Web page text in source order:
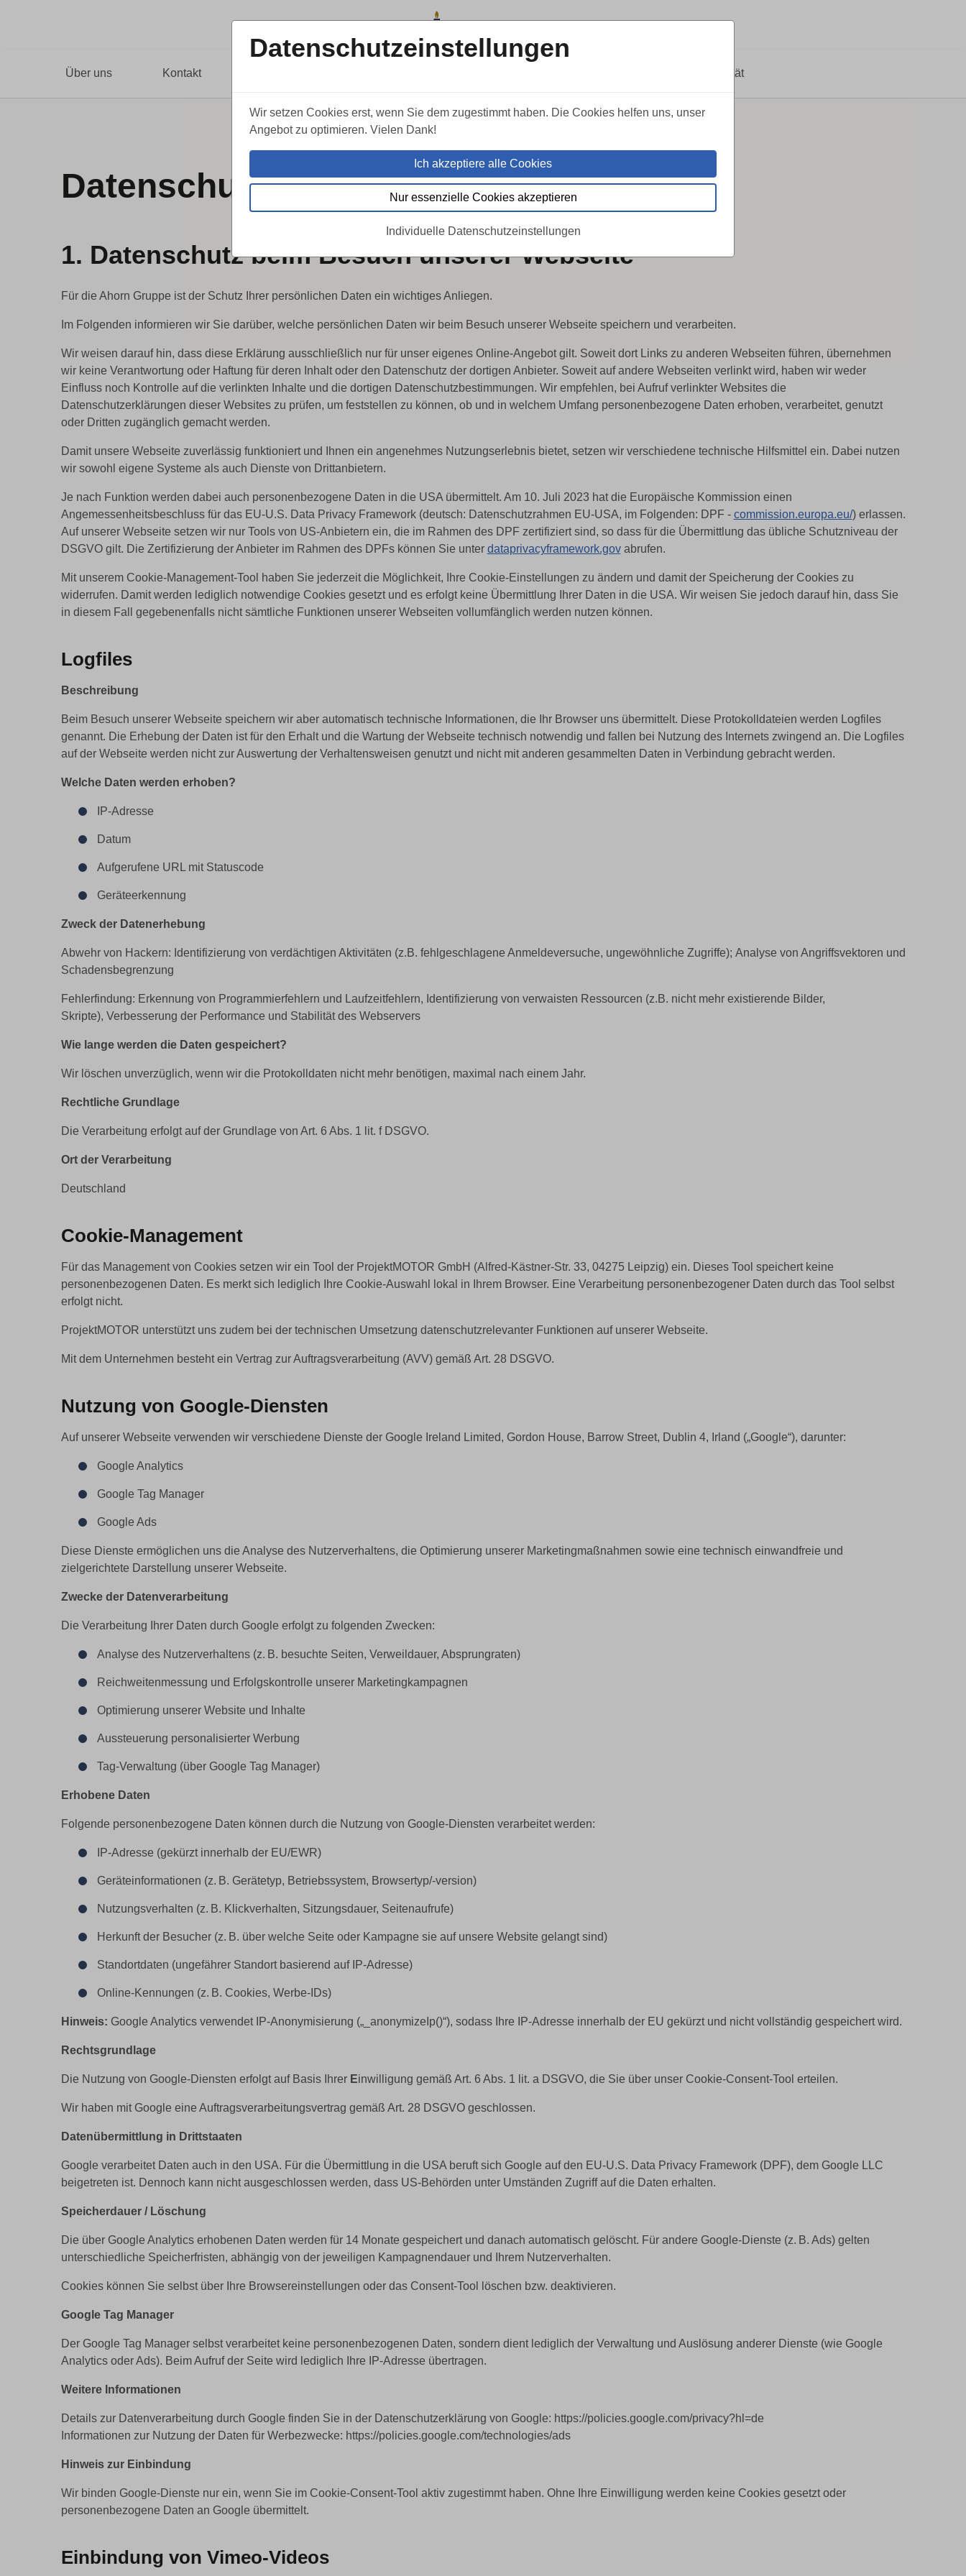
Über uns Kontakt Qualität
Datenschutz
1. Datenschutz beim Besuch unserer Webseite
Für die Ahorn Gruppe ist der Schutz Ihrer persönlichen Daten ein wichtiges Anliegen.
Im Folgenden informieren wir Sie darüber, welche persönlichen Daten wir beim Besuch unserer Webseite speichern und verarbeiten.
Wir weisen darauf hin, dass diese Erklärung ausschließlich nur für unser eigenes Online-Angebot gilt. Soweit dort Links zu anderen Webseiten führen, übernehmen
wir keine Verantwortung oder Haftung für deren Inhalt oder den Datenschutz der dortigen Anbieter. Soweit auf andere Webseiten verlinkt wird, haben wir weder
Einfluss noch Kontrolle auf die verlinkten Inhalte und die dortigen Datenschutzbestimmungen. Wir empfehlen, bei Aufruf verlinkter Websites die
Datenschutzerklärungen dieser Websites zu prüfen, um feststellen zu können, ob und in welchem Umfang personenbezogene Daten erhoben, verarbeitet, genutzt
oder Dritten zugänglich gemacht werden.
Damit unsere Webseite zuverlässig funktioniert und Ihnen ein angenehmes Nutzungserlebnis bietet, setzen wir verschiedene technische Hilfsmittel ein. Dabei nutzen
wir sowohl eigene Systeme als auch Dienste von Drittanbietern.
Je nach Funktion werden dabei auch personenbezogene Daten in die USA übermittelt. Am 10. Juli 2023 hat die Europäische Kommission einen
Angemessenheitsbeschluss für das EU-U.S. Data Privacy Framework (deutsch: Datenschutzrahmen EU-USA, im Folgenden: DPF - commission.europa.eu/) erlassen.
Auf unserer Webseite setzen wir nur Tools von US-Anbietern ein, die im Rahmen des DPF zertifiziert sind, so dass für die Übermittlung das übliche Schutzniveau der
DSGVO gilt. Die Zertifizierung der Anbieter im Rahmen des DPFs können Sie unter dataprivacyframework.govabrufen.
Mit unserem Cookie-Management-Tool haben Sie jederzeit die Möglichkeit, Ihre Cookie-Einstellungen zu ändern und damit der Speicherung der Cookies zu
widerrufen. Damit werden lediglich notwendige Cookies gesetzt und es erfolgt keine Übermittlung Ihrer Daten in die USA. Wir weisen Sie jedoch darauf hin, dass Sie
in diesem Fall gegebenenfalls nicht sämtliche Funktionen unserer Webseiten vollumfänglich werden nutzen können.
Logfiles
Beschreibung
Beim Besuch unserer Webseite speichern wir aber automatisch technische Informationen, die Ihr Browser uns übermittelt. Diese Protokolldateien werden Logfiles
genannt. Die Erhebung der Daten ist für den Erhalt und die Wartung der Webseite technisch notwendig und fallen bei Nutzung des Internets zwingend an. Die Logfiles
auf der Webseite werden nicht zur Auswertung der Verhaltensweisen genutzt und nicht mit anderen gesammelten Daten in Verbindung gebracht werden.
Welche Daten werden erhoben?
IP-Adresse
Datum
Aufgerufene URL mit Statuscode
Geräteerkennung
Zweck der Datenerhebung
Abwehr von Hackern: Identifizierung von verdächtigen Aktivitäten (z.B. fehlgeschlagene Anmeldeversuche, ungewöhnliche Zugriffe); Analyse von Angriffsvektoren und
Schadensbegrenzung
Fehlerfindung: Erkennung von Programmierfehlern und Laufzeitfehlern, Identifizierung von verwaisten Ressourcen (z.B. nicht mehr existierende Bilder,
Skripte), Verbesserung der Performance und Stabilität des Webservers
Wie lange werden die Daten gespeichert?
Wir löschen unverzüglich, wenn wir die Protokolldaten nicht mehr benötigen, maximal nach einem Jahr.
Rechtliche Grundlage
Die Verarbeitung erfolgt auf der Grundlage von Art. 6 Abs. 1 lit. f DSGVO.
Ort der Verarbeitung
Deutschland
Cookie-Management
Für das Management von Cookies setzen wir ein Tool der ProjektMOTOR GmbH (Alfred-Kästner-Str. 33, 04275 Leipzig) ein. Dieses Tool speichert keine
personenbezogenen Daten. Es merkt sich lediglich Ihre Cookie-Auswahl lokal in Ihrem Browser. Eine Verarbeitung personenbezogener Daten durch das Tool selbst
erfolgt nicht.
ProjektMOTOR unterstützt uns zudem bei der technischen Umsetzung datenschutzrelevanter Funktionen auf unserer Webseite.
Mit dem Unternehmen besteht ein Vertrag zur Auftragsverarbeitung (AVV) gemäß Art. 28 DSGVO.
Nutzung von Google-Diensten
Auf unserer Webseite verwenden wir verschiedene Dienste der Google Ireland Limited, Gordon House, Barrow Street, Dublin 4, Irland („Google“), darunter:
Google Analytics
Google Tag Manager
Google Ads
Diese Dienste ermöglichen uns die Analyse des Nutzerverhaltens, die Optimierung unserer Marketingmaßnahmen sowie eine technisch einwandfreie und
zielgerichtete Darstellung unserer Webseite.
Zwecke der Datenverarbeitung
Die Verarbeitung Ihrer Daten durch Google erfolgt zu folgenden Zwecken:
Analyse des Nutzerverhaltens (z. B. besuchte Seiten, Verweildauer, Absprungraten)
Reichweitenmessung und Erfolgskontrolle unserer Marketingkampagnen
Optimierung unserer Website und Inhalte
Aussteuerung personalisierter Werbung
Tag-Verwaltung (über Google Tag Manager)
Erhobene Daten
Folgende personenbezogene Daten können durch die Nutzung von Google-Diensten verarbeitet werden:
IP-Adresse (gekürzt innerhalb der EU/EWR)
Geräteinformationen (z. B. Gerätetyp, Betriebssystem, Browsertyp/-version)
Nutzungsverhalten (z. B. Klickverhalten, Sitzungsdauer, Seitenaufrufe)
Herkunft der Besucher (z. B. über welche Seite oder Kampagne sie auf unsere Website gelangt sind)
Standortdaten (ungefährer Standort basierend auf IP-Adresse)
Online-Kennungen (z. B. Cookies, Werbe-IDs)
Hinweis: Google Analytics verwendet IP-Anonymisierung („_anonymizeIp()“), sodass Ihre IP-Adresse innerhalb der EU gekürzt und nicht vollständig gespeichert wird.
Rechtsgrundlage
Die Nutzung von Google-Diensten erfolgt auf Basis Ihrer Einwilligung gemäß Art. 6 Abs. 1 lit. a DSGVO, die Sie über unser Cookie-Consent-Tool erteilen.
Wir haben mit Google eine Auftragsverarbeitungsvertrag gemäß Art. 28 DSGVO geschlossen.
Datenübermittlung in Drittstaaten
Google verarbeitet Daten auch in den USA. Für die Übermittlung in die USA beruft sich Google auf den EU-U.S. Data Privacy Framework (DPF), dem Google LLC
beigetreten ist. Dennoch kann nicht ausgeschlossen werden, dass US-Behörden unter Umständen Zugriff auf die Daten erhalten.
Speicherdauer / Löschung
Die über Google Analytics erhobenen Daten werden für 14 Monate gespeichert und danach automatisch gelöscht. Für andere Google-Dienste (z. B. Ads) gelten
unterschiedliche Speicherfristen, abhängig von der jeweiligen Kampagnendauer und Ihrem Nutzerverhalten.
Cookies können Sie selbst über Ihre Browsereinstellungen oder das Consent-Tool löschen bzw. deaktivieren.
Google Tag Manager
Der Google Tag Manager selbst verarbeitet keine personenbezogenen Daten, sondern dient lediglich der Verwaltung und Auslösung anderer Dienste (wie Google
Analytics oder Ads). Beim Aufruf der Seite wird lediglich Ihre IP-Adresse übertragen.
Weitere Informationen
Details zur Datenverarbeitung durch Google finden Sie in der Datenschutzerklärung von Google: https://policies.google.com/privacy?hl=de
Informationen zur Nutzung der Daten für Werbezwecke: https://policies.google.com/technologies/ads
Hinweis zur Einbindung
Wir binden Google-Dienste nur ein, wenn Sie im Cookie-Consent-Tool aktiv zugestimmt haben. Ohne Ihre Einwilligung werden keine Cookies gesetzt oder
personenbezogene Daten an Google übermittelt.
Einbindung von Vimeo-Videos
Datenschutzeinstellungen
Wir setzen Cookies erst, wenn Sie dem zugestimmt haben. Die Cookies helfen uns, unser
Angebot zu optimieren. Vielen Dank!
Ich akzeptiere alle Cookies
Nur essenzielle Cookies akzeptieren
Individuelle Datenschutzeinstellungen